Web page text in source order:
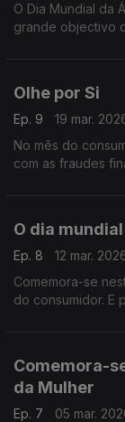
O Dia Mundial da
grande objectivo
Olhe por Si
Ep. 9
19 mar.
No mês do
com as fraudes
O dia
Ep. 8
12 mar.
Comemora-se neste mês de março o dia mundial dos
do consumidor. E
Comemora-
da Mulher
Ep. 7
05 mar.